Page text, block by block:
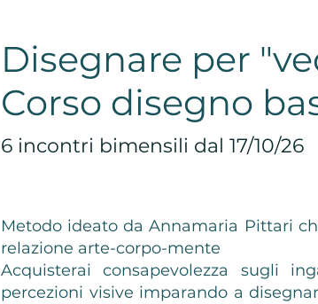
Disegnare per
Corso disegno
6 incontri bimensili dal 17/10/26
Metodo ideato da Annamaria Pittari
relazione arte-corpo-mente
Acquisterai consapevolezza sugli
percezioni visive imparando a